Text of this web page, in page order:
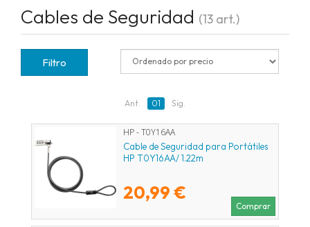
Cables de Seguridad (13 art.)
Filtro
Ant. 01 Sig.
HP - T0Y16AA
Cable de Seguridad para Portátiles
HP T0Y16AA/ 1.22m
20,99 €
Comprar